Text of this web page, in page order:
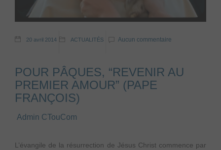
20 avril 2014 ACTUALITÉS Aucun commentaire
POUR PÂQUES, “REVENIR AU
PREMIER AMOUR” (PAPE
FRANÇOIS)
Admin CTouCom
L’évangile de la résurrection de Jésus Christ commence par